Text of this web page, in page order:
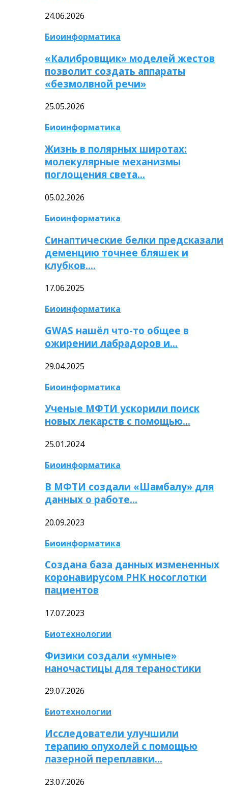
24.06.2026
Биоинформатика
«Калибровщик» моделей жестов
позволит создать аппараты
«безмолвной речи»
25.05.2026
Биоинформатика
Жизнь в полярных широтах:
молекулярные механизмы
поглощения света…
05.02.2026
Биоинформатика
Синаптические белки предсказали
деменцию точнее бляшек и
клубков….
17.06.2025
Биоинформатика
GWAS нашёл что-то общее в
ожирении лабрадоров и…
29.04.2025
Биоинформатика
Ученые МФТИ ускорили поиск
новых лекарств с помощью…
25.01.2024
Биоинформатика
В МФТИ создали «Шамбалу» для
данных о работе…
20.09.2023
Биоинформатика
Создана база данных измененных
коронавирусом РНК носоглотки
пациентов
17.07.2023
Биотехнологии
Физики создали «умные»
наночастицы для тераностики
29.07.2026
Биотехнологии
Исследователи улучшили
терапию опухолей с помощью
лазерной переплавки…
23.07.2026